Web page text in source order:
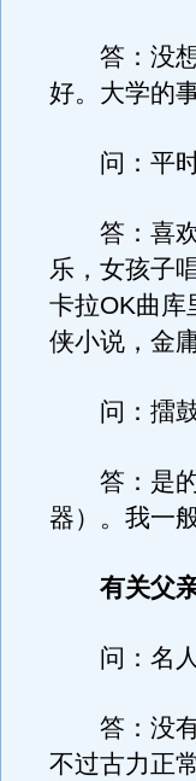
答：没想
好。大学的
问：平时
答：喜欢
乐，女孩子
卡拉OK曲库
侠小说，金
问：擂鼓
答：是的
器）。我一
有关父
问：名人
答：没有
不过古力正常